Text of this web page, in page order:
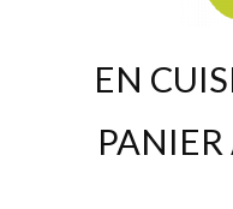
EN
PANIER